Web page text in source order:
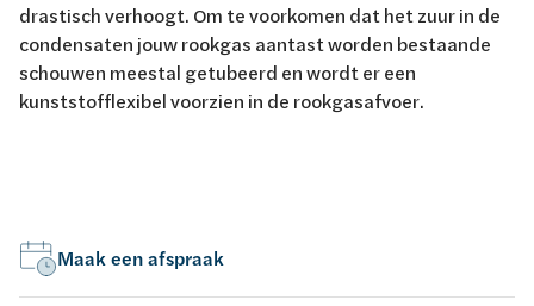
drastisch verhoogt. Om te voorkomen dat het zuur in de
condensaten jouw rookgas aantast worden bestaande
schouwen meestal getubeerd en wordt er een
kunststofflexibel voorzien in de rookgasafvoer.
Maak een afspraak